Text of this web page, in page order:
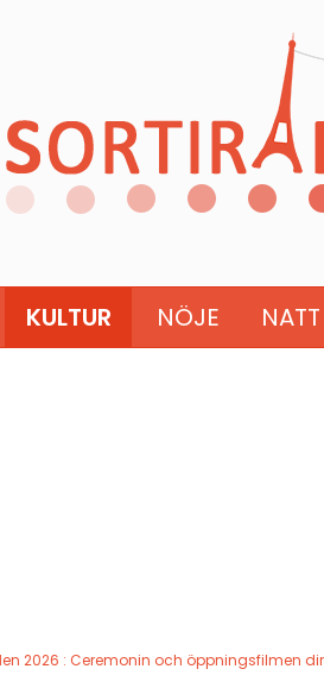
KULTUR NÖJE NATT
2026 : Ceremonin och öppningsfilmen